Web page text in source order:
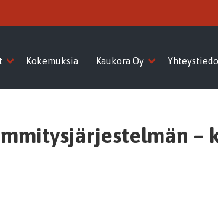
Kokemuksia Kaukora Oy
–